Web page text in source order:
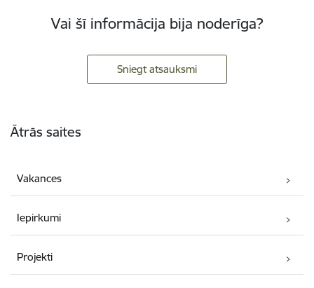
Vai šī informācija bija noderīga?
Sniegt atsauksmi
Ātrās saites
Vakances
Iepirkumi
Projekti